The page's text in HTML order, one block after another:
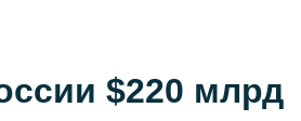
$220 млрд